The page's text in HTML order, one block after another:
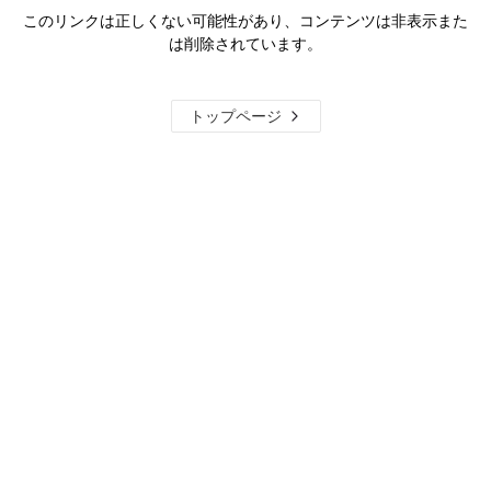
このリンクは正しくない可能性があり、コンテンツは非表示また
は削除されています。
トップページ